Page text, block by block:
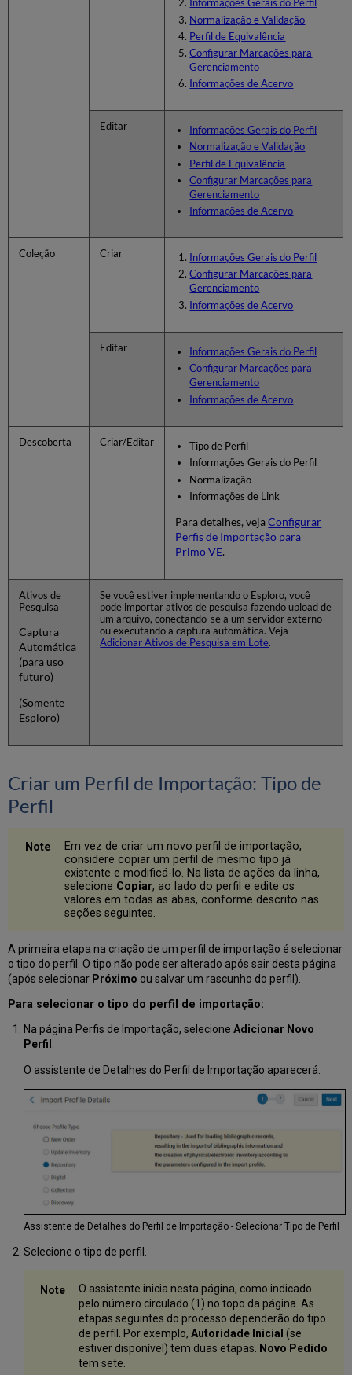
Informações Gerais do Perfil
Normalização e Validação
Perfil de Equivalência
Configurar Marcações para
Gerenciamento
Informações de Acervo
Editar
Informações Gerais do Perfil
Normalização e Validação
Perfil de Equivalência
Configurar Marcações para
Gerenciamento
Informações de Acervo
Coleção Criar
Informações Gerais do Perfil
Configurar Marcações para
Gerenciamento
Informações de Acervo
Editar
Informações Gerais do Perfil
Configurar Marcações para
Gerenciamento
Informações de Acervo
Descoberta Criar/Editar
Tipo de Perfil
Informações Gerais do Perfil
Normalização
Informações de Link
Para detalhes, vejaConfigurar
Perfis de Importação para
Primo VE.
Ativos de
Pesquisa
Captura
Automática
(para uso
futuro)
(Somente
Esploro)
Se você estiver implementando o Esploro, você
pode importar ativos de pesquisa fazendo upload de
um arquivo, conectando-se a um servidor externo
ou executando a captura automática. Veja
Adicionar Ativos de Pesquisa em Lote.
Criar um Perfil de Importação: Tipo de
Perfil
Em vez de criar um novo perfil de importação,
considere copiar um perfil de mesmo tipo já
existente e modificá-lo. Na lista de ações da linha,
selecione Copiar, ao lado do perfil e edite os
valores em todas as abas, conforme descrito nas
seções seguintes.
A primeira etapa na criação de um perfil de importação é selecionar
o tipo do perfil. O tipo não pode ser alterado após sair desta página
(após selecionar Próximo ou salvar um rascunho do perfil).
Para selecionar o tipo do perfil de importação:
Na página Perfis de Importação, selecione Adicionar Novo
Perfil .
O assistente de Detalhes do Perfil de Importação aparecerá.
Assistente de Detalhes do Perfil de Importação - Selecionar Tipo de Perfil
Selecione o tipo de perfil.
O assistente inicia nesta página, como indicado
pelo número circulado (1) no topo da página. As
etapas seguintes do processo dependerão do tipo
de perfil. Por exemplo, Autoridade Inicial (se
estiver disponível) tem duas etapas. Novo Pedido
tem sete.